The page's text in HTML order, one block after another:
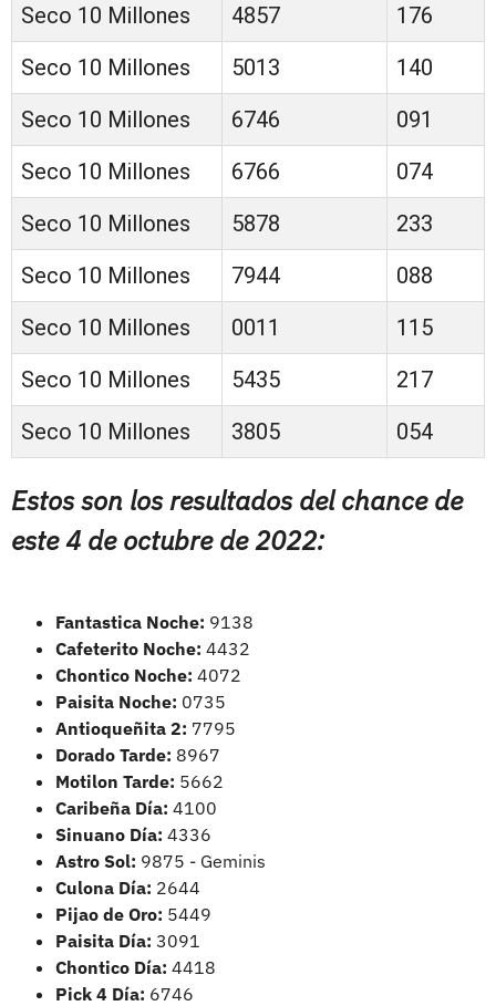
Seco 10 Millones
4857
176
Seco 10 Millones
5013
140
Seco 10 Millones
6746
091
Seco 10 Millones
6766
074
Seco 10 Millones
5878
233
Seco 10 Millones
7944
088
Seco 10 Millones
0011
115
Seco 10 Millones
5435
217
Seco 10 Millones
3805 054
Estos son los resultados del chance de
este 4 de octubre de 2022:
Fantastica Noche: 9138
Cafeterito Noche: 4432
Chontico Noche: 4072
Paisita Noche: 0735
Antioqueñita 2: 7795
Dorado Tarde: 8967
Motilon Tarde: 5662
Caribeña Día: 4100
Sinuano Día: 4336
Astro Sol: 9875 - Geminis
Culona Día: 2644
Pijao de Oro: 5449
Paisita Día: 3091
Chontico Día: 4418
Pick 4 Día: 6746